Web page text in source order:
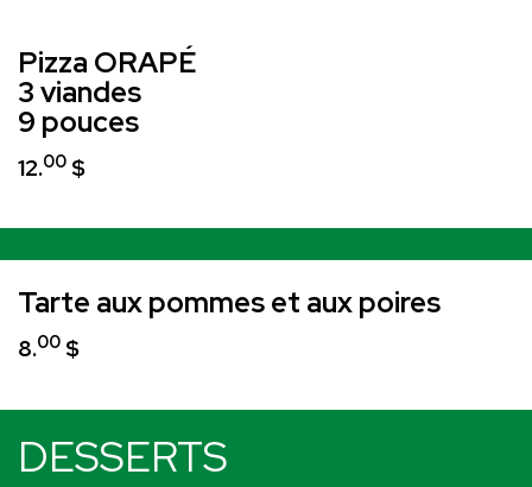
Pizza ORAPÉ
3 viandes
9 pouces
12.00 $
Tarte aux pommes et aux poires
8.00 $
DESSERTS